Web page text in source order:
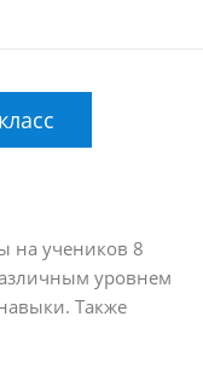
на учеников 8
уровнем
Также